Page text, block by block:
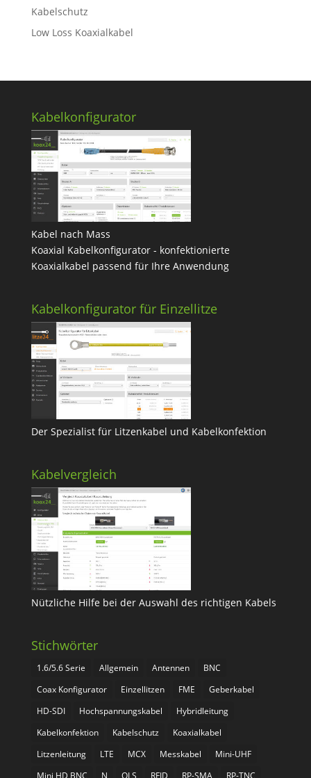
Kabelschutz
Low Loss Koaxialkabel
Kabelkonfigurator
Kabel nach Mass
Koaxial Kabelkonfigurator - konfektionierte
Koaxialkabel passend für Ihre Anwendung
Kabelkonfigurator für Einzellitze
Der Spezialist für Litzenkabel und Kabelkonfektion
Kabelvergleich
Nützliche Hilfe bei der Auswahl des richtigen Kabels
Stichwörter
1.6/5.6 Serie Allgemein Antennen
BNC
Coax Konfigurator
Einzellitzen FME
Geberkabel
HD-SDI
Hochspannungskabel
Hybridleitung
Kabelkonfektion
Kabelschutz
Koaxialkabel
Litzenleitung
LTE MCX Messkabel
Mini-UHF